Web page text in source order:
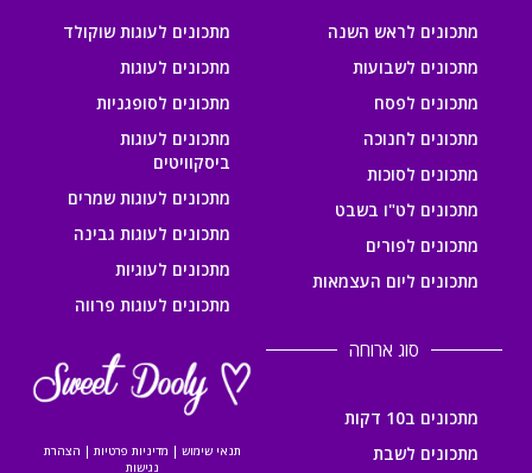
מתכונים לראש השנה
מתכונים לשבועות
מתכונים לפסח
מתכונים לחנוכה
מתכונים לסוכות
מתכונים לט"ו בשבט
מתכונים לפורים
מתכונים ליום העצמאות
מתכונים לעוגות שוקולד
מתכונים לעוגות
מתכונים לסופגניות
מתכונים לעוגות
ביסקוויטים
מתכונים לעוגות שמרים
מתכונים לעוגות גבינה
מתכונים לעוגיות
מתכונים לעוגות פרווה
סוג ארוחה
מתכונים ב10 דקות
מתכונים לשבת
תנאי שימוש | מדיניות פרטיות | הצהרת
נגישות